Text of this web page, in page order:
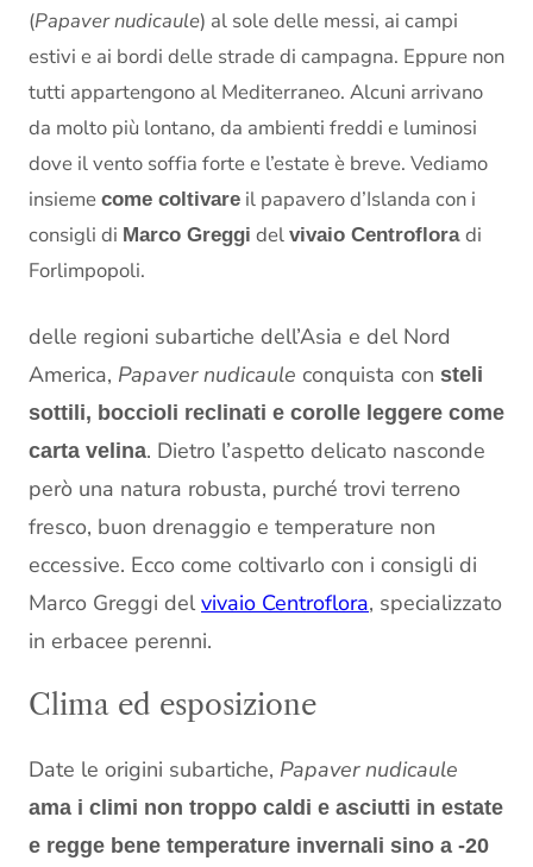
(Papaver nudicaule) al sole delle messi, ai campi
estivi e ai bordi delle strade di campagna. Eppure non
tutti appartengono al Mediterraneo. Alcuni arrivano
da molto più lontano, da ambienti freddi e luminosi
dove il vento soffia forte e l’estate è breve. Vediamo
insieme come coltivare il papavero d’Islanda con i
consigli di Marco Greggi del vivaio Centroflora di
Forlimpopoli.
delle regioni subartiche dell’Asia e del Nord
America, Papaver nudicaule conquista con steli
sottili, boccioli reclinati e corolle leggere come
carta velina. Dietro l’aspetto delicato nasconde
però una natura robusta, purché trovi terreno
fresco, buon drenaggio e temperature non
eccessive. Ecco come coltivarlo con i consigli di
Marco Greggi delvivaio Centroflora, specializzato
in erbacee perenni.
Clima ed esposizione
Date le origini subartiche, Papaver nudicaule
ama i climi non troppo caldi e asciutti in estate
e regge bene temperature invernali sino a -20